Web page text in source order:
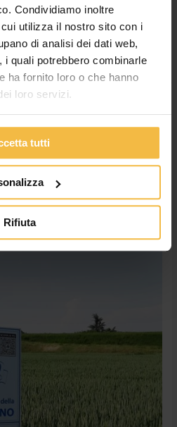
Condividiamo inoltre
utilizza il nostro sito con i
di analisi dei dati web,
i quali potrebbero combinarle
ha fornito loro o che hanno
loro servizi.
tutti
Rifiuta
sono stati per il Consorzio